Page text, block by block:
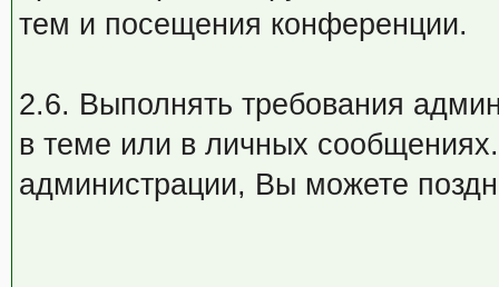
тем и посещения конференции.
2.6. Выполнять требования
в теме или в личных
администрации, Вы можете